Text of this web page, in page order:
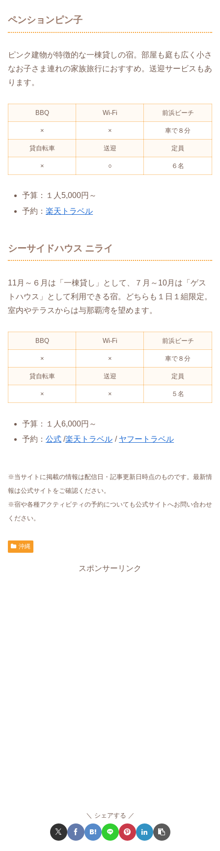
ペンションピン子
ピンク建物が特徴的な一棟貸しの宿。部屋も庭も広く小さ
なお子さま連れの家族旅行におすすめ。送迎サービスもあ
ります。
BBQ Wi-Fi 前浜ビーチ
× × 車で８分
貸自転車 送迎 定員
× ○ ６名
予算：１人5,000円～
予約：楽天トラベル
シーサイドハウス ニライ
11月～６月は「一棟貸し」として、７月～10月は「ゲス
トハウス」として利用できる宿。どちらも１日１組限定。
室内やテラスからは与那覇湾を望めます。
BBQ Wi-Fi 前浜ビーチ
× × 車で８分
貸自転車 送迎 定員
× × ５名
予算：１人6,000円～
予約：公式 /楽天トラベル / ヤフートラベル
※当サイトに掲載の情報は配信日・記事更新日時点のものです。最新情
報は公式サイトをご確認ください。
※宿や各種アクティビティの予約についても公式サイトへお問い合わせ
ください。
沖縄
スポンサーリンク
シェアする